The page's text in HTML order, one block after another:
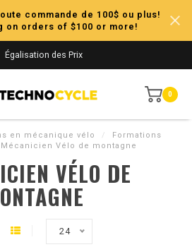
commande de 100$ ou plus!
on orders of $100 or more!
Égalisation des Prix
0
en mécanique vélo /
Formations
Mécanicien Vélo de montagne
VÉLO DE
24